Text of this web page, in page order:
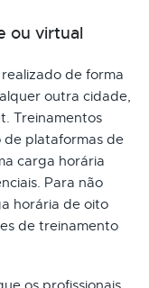
ou virtual
de forma
outra cidade,
Treinamentos
de plataformas de
carga horária
Para não
horária de oito
de treinamento